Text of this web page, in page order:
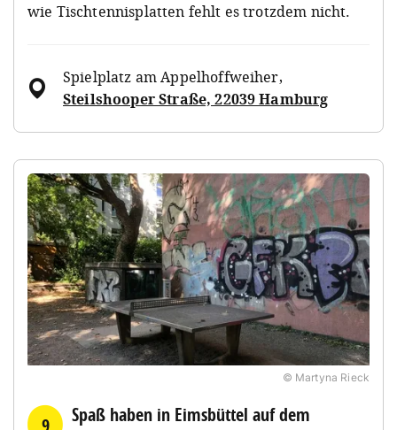
wie Tischtennisplatten fehlt es trotzdem nicht.
Spielplatz am Appelhoffweiher,
Steilshooper Straße, 22039 Hamburg
© Martyna Rieck
Spaß haben in Eimsbüttel auf dem